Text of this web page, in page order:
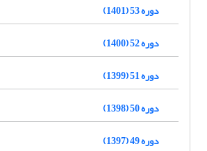
دوره 53 (1401)
دوره 52 (1400)
دوره 51 (1399)
دوره 50 (1398)
دوره 49 (1397)